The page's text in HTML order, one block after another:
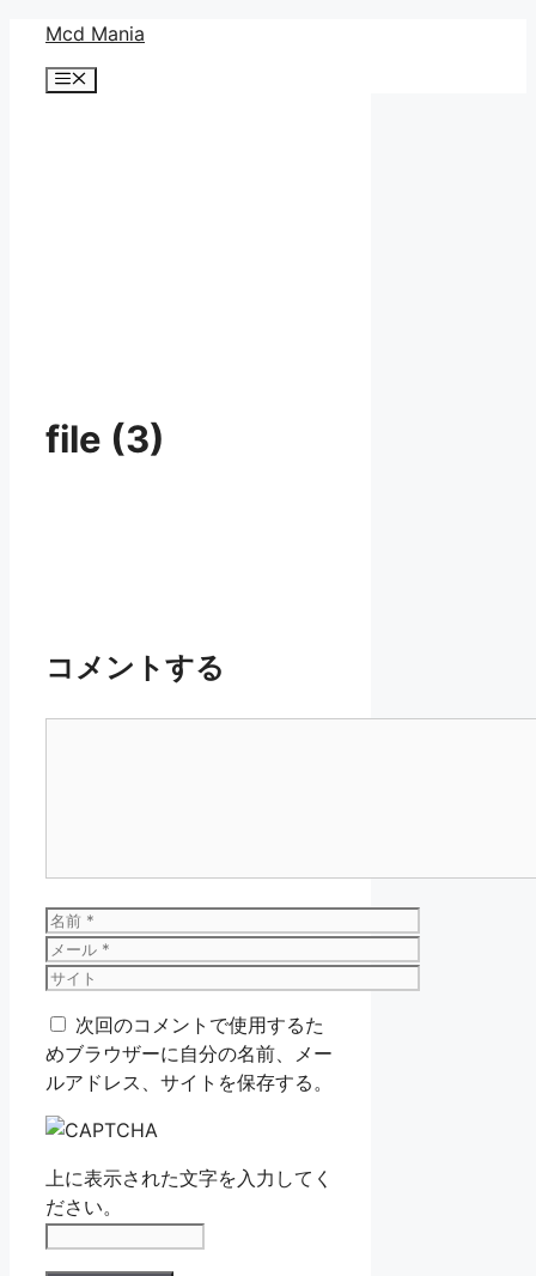
Mcd Mania
メ
file (3)
コメントする
名
前
メ
ー
サ
ト 次回のコメントで使用するた
めブラウザーに自分の名前、メー
ルアドレス、サイトを保存する。
上に表示された文字を入力してく
ださい。